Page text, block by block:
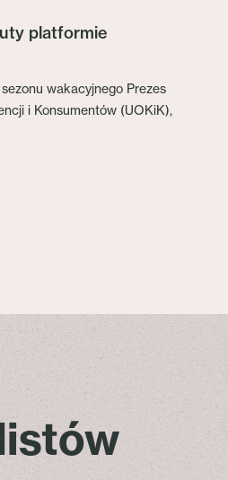
platformie
wakacyjnego Prezes
i Konsumentów (UOKiK),